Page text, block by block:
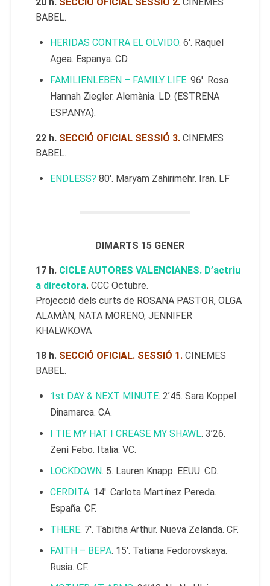
BABEL.
HERIDAS CONTRA EL OLVIDO. 6′. Raquel
Agea. Espanya. CD.
FAMILIENLEBEN – FAMILY LIFE. 96′. Rosa
Hannah Ziegler. Alemània. LD. (ESTRENA
ESPANYA).
22 h. SECCIÓ OFICIAL SESSIÓ 3. CINEMES
BABEL.
ENDLESS? 80′. Maryam Zahirimehr. Iran. LF
DIMARTS 15 GENER
17 h. CICLE AUTORES VALENCIANES. D’actriu
a directora.CCC Octubre.
Projecció dels curts de ROSANA PASTOR, OLGA
ALAMÀN, NATA MORENO, JENNIFER
KHALWKOVA
18 h. SECCIÓ OFICIAL. SESSIÓ 1.CINEMES
BABEL.
1st DAY & NEXT MINUTE. 2’45. Sara Koppel.
Dinamarca. CA.
I TIE MY HAT I CREASE MY SHAWL. 3’26.
Zenì Febo. Italia. VC.
LOCKDOWN. 5. Lauren Knapp. EEUU. CD.
CERDITA. 14′. Carlota Martínez Pereda.
España. CF.
THERE. 7′. Tabitha Arthur. Nueva Zelanda. CF.
FAITH – ВЕРА. 15′. Tatiana Fedorovskaya.
Rusia. CF.